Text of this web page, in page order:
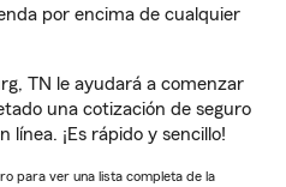
por encima de cualquier
TN le ayudará a comenzar
una cotización de seguro
línea. ¡Es rápido y sencillo!
para ver una lista completa de la